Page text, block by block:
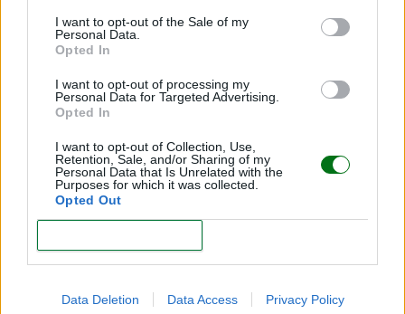
I want to opt-out of the Sale of my
Personal Data.
Opted In
I want to opt-out of processing my
Personal Data for Targeted Advertising.
Opted In
I want to opt-out of Collection, Use,
Retention, Sale, and/or Sharing of my
Personal Data that Is Unrelated with the
Purposes for which it was collected.
Opted Out
Data Deletion Data Access Privacy Policy
Desarrollo de la boca del bebé e influencia en la
lactancia